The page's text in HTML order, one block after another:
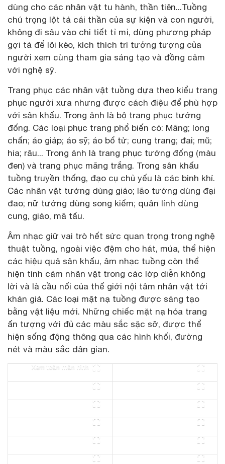
dùng cho các nhân vật tu hành, thần tiên...Tuồng
chú trọng lột tả cái thần của sự kiện và con người,
không đi sâu vào chi tiết tỉ mỉ, dùng phương pháp
gợi tả để lôi kéo, kích thích trí tưởng tượng của
người xem cùng tham gia sáng tạo và đồng cảm
với nghệ sỹ.
Trang phục các nhân vật tuồng dựa theo kiểu trang
phục người xưa nhưng được cách điệu để phù hợp
với sân khấu. Trong ảnh là bộ trang phục tướng
đống. Các loại phục trang phổ biến có: Mãng; long
chấn; áo giáp; áo sỹ; áo bổ tử; cung trang; đai; mũ;
hia; râu... Trong ảnh là trang phục tướng đống (màu
đen) và trang phục mãng trắng. Trong sân khấu
tuồng truyền thống, đạo cụ chủ yếu là các binh khí.
Các nhân vật tướng dùng giáo; lão tướng dùng đại
đao; nữ tướng dùng song kiếm; quân lính dùng
cung, giáo, mã tấu.
Âm nhạc giữ vai trò hết sức quan trọng trong nghệ
thuật tuồng, ngoài việc đệm cho hát, múa, thể hiện
các hiệu quả sân khấu, âm nhạc tuồng còn thể
hiện tình cảm nhân vật trong các lớp diễn không
lời và là cầu nối của thế giới nội tâm nhân vật tới
khán giả. Các loại mặt nạ tuồng được sáng tạo
bằng vật liệu mới. Những chiếc mặt nạ hóa trang
ấn tượng với đủ các màu sắc sặc sỡ, được thể
hiện sống động thông qua các hình khối, đường
nét và màu sắc dân gian.
Xem toàn màn hình